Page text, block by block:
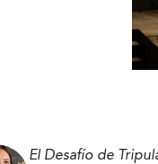
El Desafío de